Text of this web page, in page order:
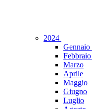
2024
Gennaio
Febbraio
Marzo
Aprile
Maggio
Giugno
Luglio